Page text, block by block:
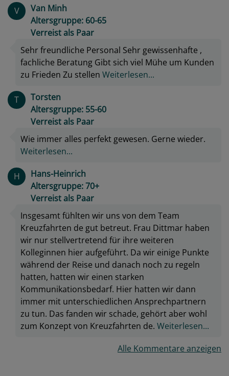
V
Van Minh
Altersgruppe: 60-65
Verreist als Paar
Sehr freundliche Personal Sehr gewissenhafte ,
fachliche Beratung Gibt sich viel Mühe um Kunden
zu Frieden Zu stellen Weiterlesen...
T
Torsten
Altersgruppe: 55-60
Verreist als Paar
Wie immer alles perfekt gewesen. Gerne wieder.
Weiterlesen...
H
Hans-Heinrich
Altersgruppe: 70+
Verreist als Paar
Insgesamt fühlten wir uns von dem Team
Kreuzfahrten de gut betreut. Frau Dittmar haben
wir nur stellvertretend für ihre weiteren
Kolleginnen hier aufgeführt. Da wir einige Punkte
während der Reise und danach noch zu regeln
hatten, hatten wir einen starken
Kommunikationsbedarf. Hier hatten wir dann
immer mit unterschiedlichen Ansprechpartnern
zu tun. Das fanden wir schade, gehört aber wohl
zum Konzept von Kreuzfahrten de. Weiterlesen...
Alle Kommentare anzeigen